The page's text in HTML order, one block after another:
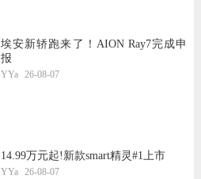
埃安新轿跑来了！AION Ray7完成申
报
YYa 26-08-07
14.99万元起!新款smart精灵#1上市
YYa 26-08-07